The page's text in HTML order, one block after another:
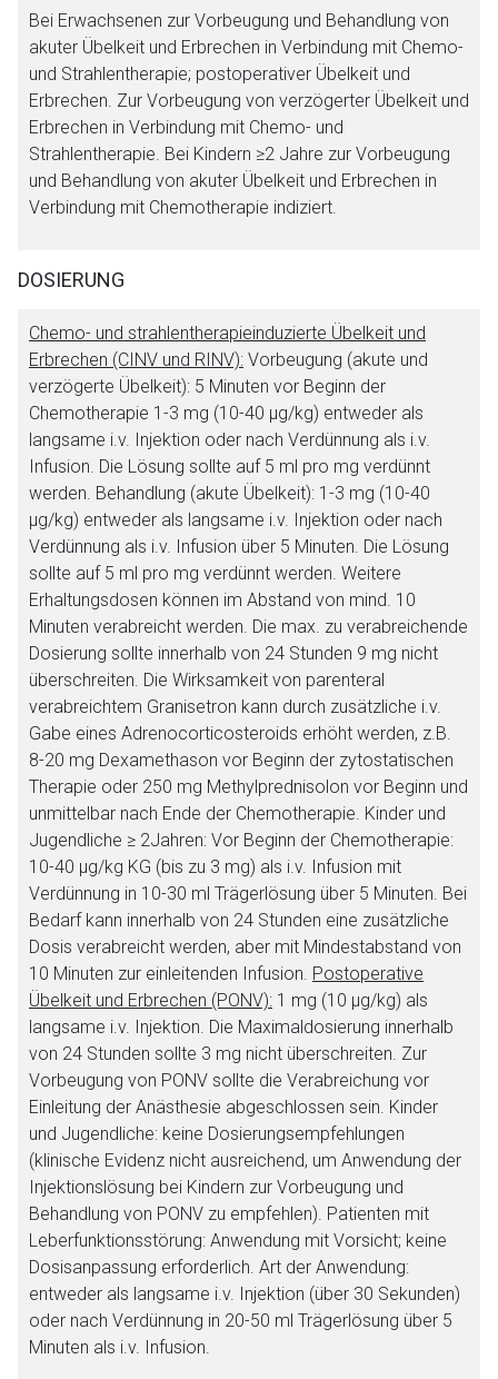
Bei Erwachsenen zur Vorbeugung und Behandlung von
akuter Übelkeit und Erbrechen in Verbindung mit Chemo-
und Strahlentherapie; postoperativer Übelkeit und
Erbrechen. Zur Vorbeugung von verzögerter Übelkeit und
Erbrechen in Verbindung mit Chemo- und
Strahlentherapie. Bei Kindern ≥2 Jahre zur Vorbeugung
und Behandlung von akuter Übelkeit und Erbrechen in
Verbindung mit Chemotherapie indiziert.
DOSIERUNG
Chemo- und strahlentherapieinduzierte Übelkeit und
Erbrechen (CINV und RINV): Vorbeugung (akute und
verzögerte Übelkeit): 5 Minuten vor Beginn der
Chemotherapie 1-3 mg (10-40 μg/kg) entweder als
langsame i.v. Injektion oder nach Verdünnung als i.v.
Infusion. Die Lösung sollte auf 5 ml pro mg verdünnt
werden. Behandlung (akute Übelkeit): 1-3 mg (10-40
μg/kg) entweder als langsame i.v. Injektion oder nach
Verdünnung als i.v. Infusion über 5 Minuten. Die Lösung
sollte auf 5 ml pro mg verdünnt werden. Weitere
Erhaltungsdosen können im Abstand von mind. 10
Minuten verabreicht werden. Die max. zu verabreichende
Dosierung sollte innerhalb von 24 Stunden 9 mg nicht
überschreiten. Die Wirksamkeit von parenteral
verabreichtem Granisetron kann durch zusätzliche i.v.
Gabe eines Adrenocorticosteroids erhöht werden, z.B.
8-20 mg Dexamethason vor Beginn der zytostatischen
Therapie oder 250 mg Methylprednisolon vor Beginn und
unmittelbar nach Ende der Chemotherapie. Kinder und
Jugendliche ≥ 2Jahren: Vor Beginn der Chemotherapie:
10-40 μg/kg KG (bis zu 3 mg) als i.v. Infusion mit
Verdünnung in 10-30 ml Trägerlösung über 5 Minuten. Bei
Bedarf kann innerhalb von 24 Stunden eine zusätzliche
Dosis verabreicht werden, aber mit Mindestabstand von
10 Minuten zur einleitenden Infusion. Postoperative
Übelkeit und Erbrechen (PONV): 1 mg (10 μg/kg) als
langsame i.v. Injektion. Die Maximaldosierung innerhalb
von 24 Stunden sollte 3 mg nicht überschreiten. Zur
Vorbeugung von PONV sollte die Verabreichung vor
Einleitung der Anästhesie abgeschlossen sein. Kinder
und Jugendliche: keine Dosierungsempfehlungen
(klinische Evidenz nicht ausreichend, um Anwendung der
Injektionslösung bei Kindern zur Vorbeugung und
Behandlung von PONV zu empfehlen). Patienten mit
Leberfunktionsstörung: Anwendung mit Vorsicht; keine
Dosisanpassung erforderlich. Art der Anwendung:
entweder als langsame i.v. Injektion (über 30 Sekunden)
oder nach Verdünnung in 20-50 ml Trägerlösung über 5
Minuten als i.v. Infusion.
Aufruf einer externen Seite
Der von Ihnen aufgerufene Link öffnet eine externe Web-
Seite. Für die Inhalte der externen Web-Seite ist deren
Betreiber verantwortlich. Ebenso gelten dort ggf. andere